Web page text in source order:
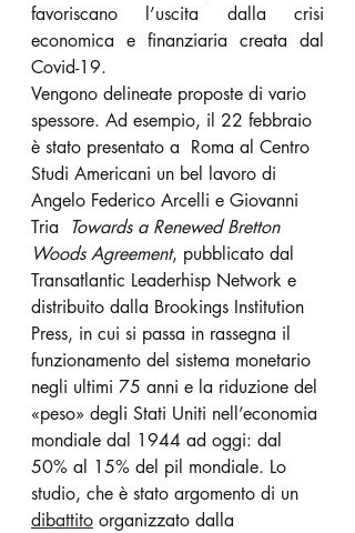
favoriscano l’uscita dalla crisi
economica e finanziaria creata dal
Covid-19.
Vengono delineate proposte di vario
spessore. Ad esempio, il 22 febbraio
è stato presentato a  Roma al Centro
Studi Americani un bel lavoro di
Angelo Federico Arcelli e Giovanni
Tria
Towards a Renewed Bretton
Woods Agreement, pubblicato dal
Transatlantic Leaderhisp Network e
distribuito dalla Brookings Institution
Press, in cui si passa in rassegna il
funzionamento del sistema monetario
negli ultimi 75 anni e la riduzione del
«peso» degli Stati Uniti nell’economia
mondiale dal 1944 ad oggi: dal
50% al 15% del pil mondiale. Lo
studio, che è stato argomento di un
dibattito organizzato dalla